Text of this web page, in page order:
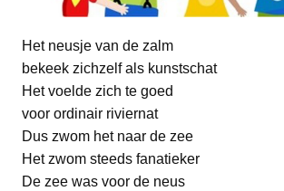
Het neusje van de zalm
bekeek zichzelf als kunstschat
Het voelde zich te goed
voor ordinair riviernat
Dus zwom het naar de zee
Het zwom steeds fanatieker
De zee was voor de neus